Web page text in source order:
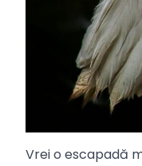
Vrei o escapadă